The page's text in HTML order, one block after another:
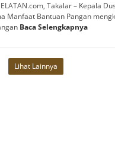
Takalar – Kepala
Manfaat Bantuan Pangan
Baca Selengkapnya
Lihat Lainnya